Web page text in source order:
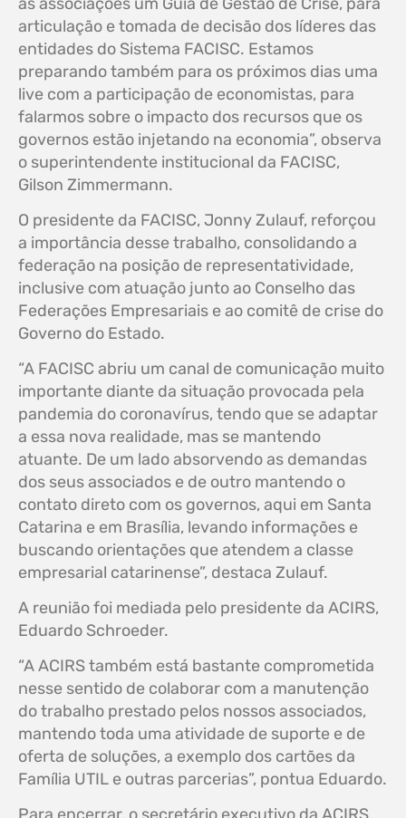
articulação e tomada de decisão dos líderes das
entidades do Sistema FACISC. Estamos
preparando também para os próximos dias uma
live com a participação de economistas, para
falarmos sobre o impacto dos recursos que os
governos estão injetando na economia”, observa
o superintendente institucional da FACISC,
Gilson Zimmermann.
O presidente da FACISC, Jonny Zulauf, reforçou
a importância desse trabalho, consolidando a
federação na posição de representatividade,
inclusive com atuação junto ao Conselho das
Federações Empresariais e ao comitê de crise do
Governo do Estado.
“A FACISC abriu um canal de comunicação muito
importante diante da situação provocada pela
pandemia do coronavírus, tendo que se adaptar
a essa nova realidade, mas se mantendo
atuante. De um lado absorvendo as demandas
dos seus associados e de outro mantendo o
contato direto com os governos, aqui em Santa
Catarina e em Brasília, levando informações e
buscando orientações que atendem a classe
empresarial catarinense”, destaca Zulauf.
A reunião foi mediada pelo presidente da ACIRS,
Eduardo Schroeder.
“A ACIRS também está bastante comprometida
nesse sentido de colaborar com a manutenção
do trabalho prestado pelos nossos associados,
mantendo toda uma atividade de suporte e de
oferta de soluções, a exemplo dos cartões da
Família UTIL e outras parcerias”, pontua Eduardo.
Para encerrar, o secretário executivo da ACIRS,